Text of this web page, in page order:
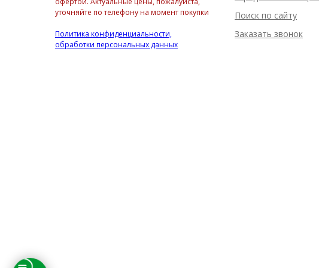
уточняйте по телефону на момент покупки
Политика конфиденциальности,
обработки персональных данных
Поиск по сайту
Заказать звонок